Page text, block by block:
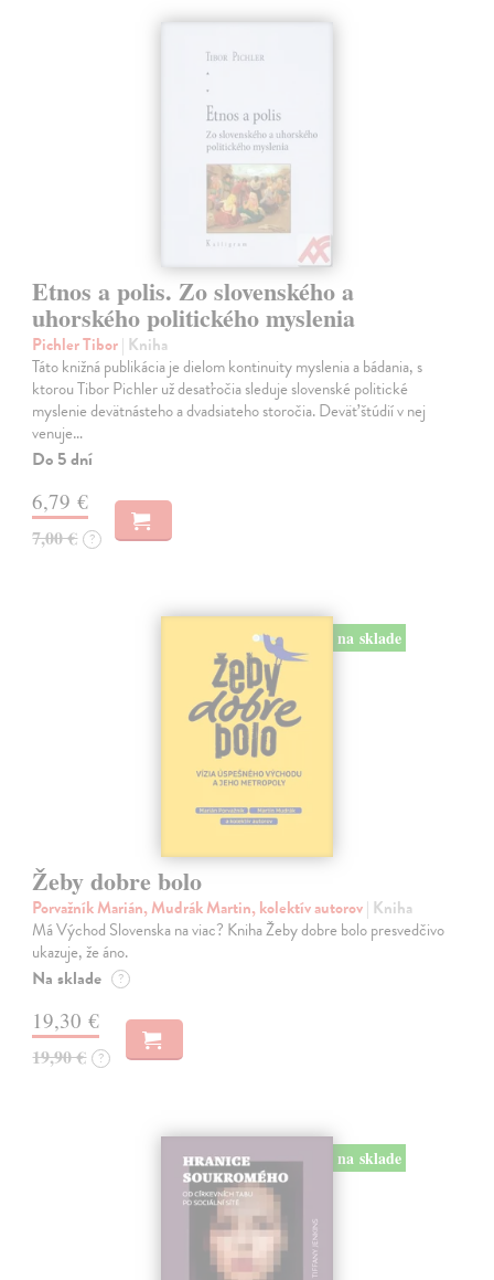
Etnos a polis. Zo slovenského a
uhorského politického myslenia
Pichler Tibor| Kniha
Táto knižná publikácia je dielom kontinuity myslenia a bádania, s
ktorou Tibor Pichler už desaťročia sleduje slovenské politické
myslenie devätnásteho a dvadsiateho storočia. Deväť štúdií v nej
venuje…
Do 5 dní
6,79 €
7,00 € ?
na sklade
Žeby dobre bolo
Porvažník Marián, Mudrák Martin, kolektív autorov| Kniha
Má Východ Slovenska na viac? Kniha Žeby dobre bolo presvedčivo
ukazuje, že áno.
Na sklade ?
19,30 €
19,90 € ?
na sklade